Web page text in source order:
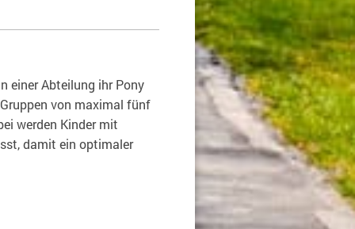
einer Abteilung ihr Pony
von maximal fünf
werden Kinder mit
damit ein optimaler